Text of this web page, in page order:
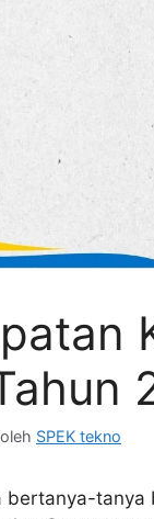
oleh SPEK tekno
bertanya-tanya